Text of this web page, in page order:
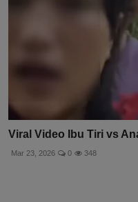
Viral Video Ibu Tiri vs
Mar 23, 2026 0 348